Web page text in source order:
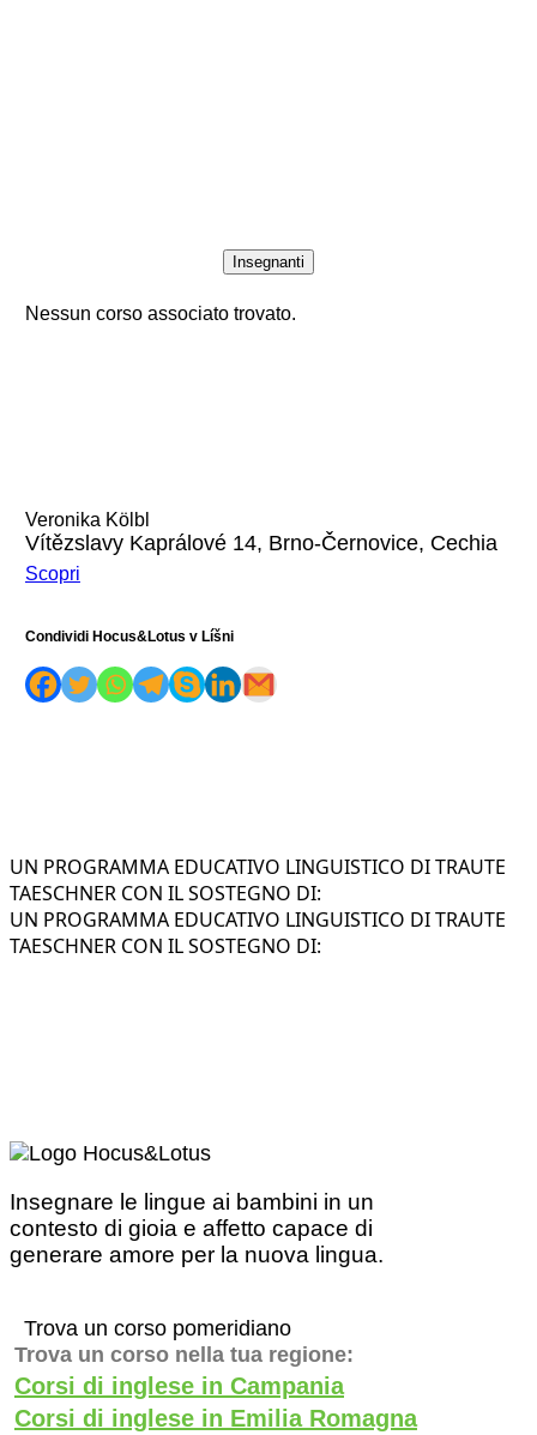
Insegnanti
Nessun corso associato trovato.
Veronika Kölbl
Vítězslavy Kaprálové 14, Brno-Černovice, Cechia
Scopri
Condividi Hocus&Lotus v Líšni
UN PROGRAMMA EDUCATIVO LINGUISTICO DI TRAUTE
TAESCHNER CON IL SOSTEGNO DI:
UN PROGRAMMA EDUCATIVO LINGUISTICO DI TRAUTE
TAESCHNER CON IL SOSTEGNO DI:
Insegnare le lingue ai bambini in un
contesto di gioia e affetto capace di
generare amore per la nuova lingua.
Trova un corso pomeridiano
Trova un corso nella tua regione:
Corsi di inglese in Campania
Corsi di inglese in Emilia Romagna